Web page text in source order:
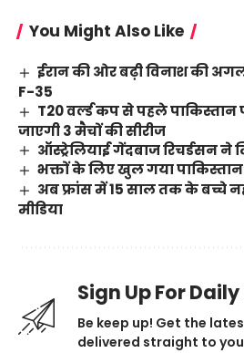
You Might Also Like
ईरान की ओर बढ़ी विनाश की
F-35
T20 वर्ल्ड कप से पहले पाकिस्तान
जाएगी 3 मैचों की सीरीज
ऑस्ट्रेलियाई गेंदबाज रिचर्डसन ने
भक्तों के लिए खुल गया पाकिस्तान
अब फ्रांस में 15 साल तक के बच्चे
मीडिया
Sign Up For
Be keep up! Get the
delivered straight to